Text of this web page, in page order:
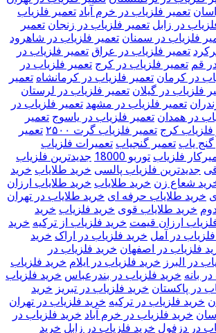
تعمیر فلزیاب در خرم آباد تعمیر فلزیاب
در زابل تعمیر فلزیاب در زنجان تعمیر
فلزیاب در سمنان تعمیر فلزیاب در شاهرود
تعمیر فلزیاب در عراق تعمیر فلزیاب در
قم تعمیر فلزیاب در کرج تعمیر فلزیاب در
در کرمان تعمیر فلزیاب در کرمانشاه تعمیر
فلزیاب در گیلان تعمیر فلزیاب در لرستان
تعمیر فلزیاب در مشهد تعمیر فلزیاب در
در همدان تعمیر فلزیاب در یاسوج تعمیر
فلزیاب کرج تعمیر فلزیاب گرت ۲۵۰۰
تعمیر
گنج یاب تعمیر گنجیاب تعمیرات فلزیاب
فلزیاب توربو 18000
جدیدترین فلزیاب
جدیدترین فلزیاب پالسی خريد طلاياب خريد
شعاع زن خرید طلایاب خرید طلایاب ارزان
خرید طلایاب حرفه ای خرید طلایاب در تهران
خرید طلایاب قوی خرید فلزیاب خرید
ارزان قیمت خرید فلزیاب از ترکیه خرید
در آمل خرید فلزیاب در اراک خرید
فلزیاب در اصفهان خرید فلزیاب در
در البرز خرید فلزیاب در ایلام خرید فلزیاب
بانه خرید فلزیاب در بندرعباس خرید فلزیاب
در پاکستان خرید فلزیاب در تبریز خرید
خرید فلزیاب در ترکیه خرید فلزیاب در تهران
خرید فلزیاب در خرم آباد خرید فلزیاب در
در دزفول خرید فلزیاب در زابل خرید